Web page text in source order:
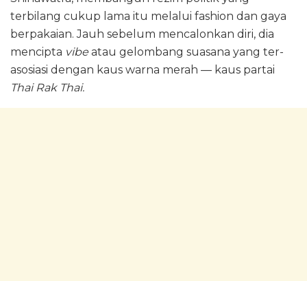
terbilang cukup lama itu melalui fashion dan gaya
berpakaian. Jauh sebelum mencalonkan diri, dia
mencipta vibe atau gelombang suasana yang ter-
asosiasi dengan kaus warna merah — kaus partai
Thai Rak Thai.